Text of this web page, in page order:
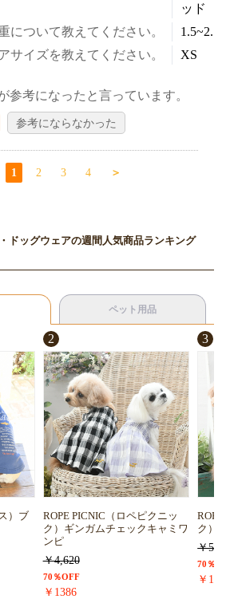
ッド
について教えてください。
サイズを教えてください。
XS
参考になったと言っています。
参考にならなかった
1 2 3 4 ＞
ドッグウェアの週間人気商品ランキング
ペット用品
）ブ
2
ROPE PICNIC（ロペピクニッ
ク）ギンガムチェックキャミワ
ンピ
￥4,620
70％OFF
￥1386
3
ROPE
ク）
￥
70％
￥